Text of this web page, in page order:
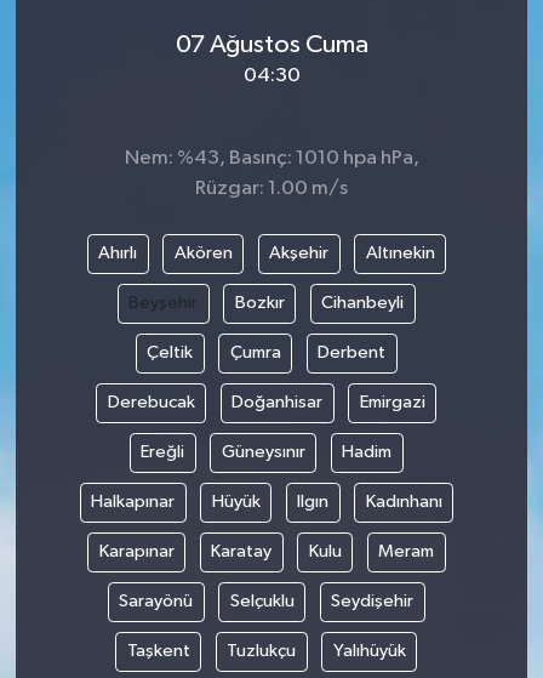
07 Ağustos Cuma
04:30
Nem: %43, Basınç: 1010 hpa hPa,
Rüzgar: 1.00 m/s
Ahırlı Akören Akşehir Altınekin
Beyşehir Bozkır Cihanbeyli
Çeltik Çumra Derbent
Derebucak Doğanhisar Emirgazi
Ereğli Güneysınır Hadim
Halkapınar Hüyük Ilgın Kadınhanı
Karapınar Karatay Kulu Meram
Sarayönü Selçuklu Seydişehir
Taşkent Tuzlukçu Yalıhüyük